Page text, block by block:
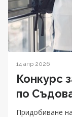
14 апр 2026
Конкурс
по
Придобиване